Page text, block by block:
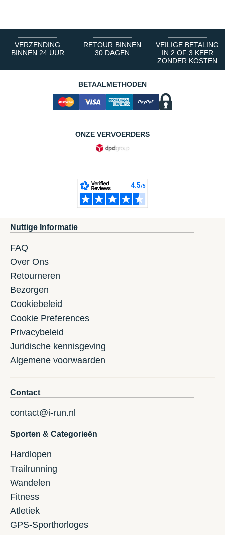
VERZENDING
BINNEN 24 UUR
RETOUR BINNEN
30 DAGEN
VEILIGE BETALING
IN 2 OF 3 KEER
ZONDER KOSTEN
BETAALMETHODEN
ONZE VERVOERDERS
Nuttige Informatie
FAQ
Over Ons
Retourneren
Bezorgen
Cookiebeleid
Cookie Preferences
Privacybeleid
Juridische kennisgeving
Algemene voorwaarden
Contact
contact@i-run.nl
Sporten & Categorieën
Hardlopen
Trailrunning
Wandelen
Fitness
Atletiek
GPS-Sporthorloges